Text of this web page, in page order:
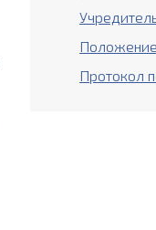
Протокол